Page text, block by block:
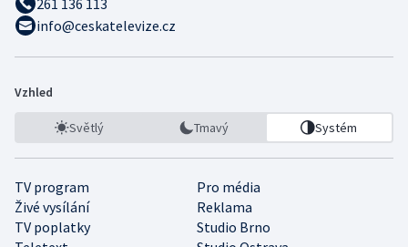
261 136 113
info@ceskatelevize.cz
Vzhled
Světlý Tmavý Systém
TV program
Pro média
Živé vysílání
Reklama
TV poplatky
Studio Brno